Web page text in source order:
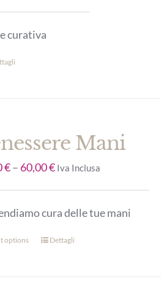
curativa
Mani
€– 60,00€ Iva Inclusa
cura delle tue mani
options Dettagli